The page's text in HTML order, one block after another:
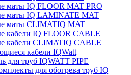
маты IQ FLOOR MAT PRO
маты IQ LAMINATE MAT
маты CLIMATIQ MAT
кабели IQ FLOOR CABLE
кабели CLIMATIQ CABLE
кабели IQWatt
для труб IQWATT PIPE
для обогрева труб IQ